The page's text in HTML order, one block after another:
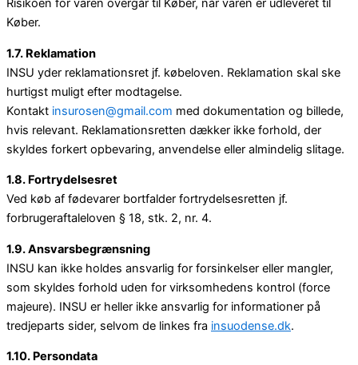
Risikoen for varen overgår til Køber, når varen er udleveret til
Køber.
1.7. Reklamation
INSU yder reklamationsret jf. købeloven. Reklamation skal ske
hurtigst muligt efter modtagelse.
Kontakt insurosen@gmail.com med dokumentation og billede,
hvis relevant. Reklamationsretten dækker ikke forhold, der
skyldes forkert opbevaring, anvendelse eller almindelig slitage.
1.8. Fortrydelsesret
Ved køb af fødevarer bortfalder fortrydelsesretten jf.
forbrugeraftaleloven § 18, stk. 2, nr. 4.
1.9. Ansvarsbegrænsning
INSU kan ikke holdes ansvarlig for forsinkelser eller mangler,
som skyldes forhold uden for virksomhedens kontrol (force
majeure). INSU er heller ikke ansvarlig for informationer på
tredjeparts sider, selvom de linkes fra insuodense.dk.
1.10. Persondata